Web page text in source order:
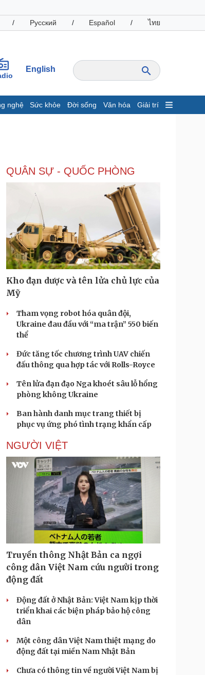
/ Русский / Español / ไทย
English
nghệ Sức khỏe Đời sống Văn hóa Giải trí
Chứng khoán
doanh nghiệp
24h
Sành điệu
Tin Công nghệ
Trải nghiệm
Chuyển đổi số
Podcast
Đọc truyện đêm khuya
Cửa sổ tình yêu
QUÂN SỰ - QUỐC PHÒNG
Kho đạn dược và tên lửa chủ lực của
Mỹ
Tham vọng robot hóa quân đội,
Ukraine đau đầu với “ma trận” 550 biến
thể
Đức tăng tốc chương trình UAV chiến
đấu thông qua hợp tác với Rolls-Royce
Tên lửa đạn đạo Nga khoét sâu lỗ hổng
phòng không Ukraine
Ban hành danh mục trang thiết bị
phục vụ ứng phó tình trạng khẩn cấp
NGƯỜI VIỆT
Truyền thông Nhật Bản ca ngợi
công dân Việt Nam cứu người trong
động đất
Động đất ở Nhật Bản: Việt Nam kịp thời
triển khai các biện pháp bảo hộ công
dân
Một công dân Việt Nam thiệt mạng do
động đất tại miền Nam Nhật Bản
Chưa có thông tin về người Việt Nam bị